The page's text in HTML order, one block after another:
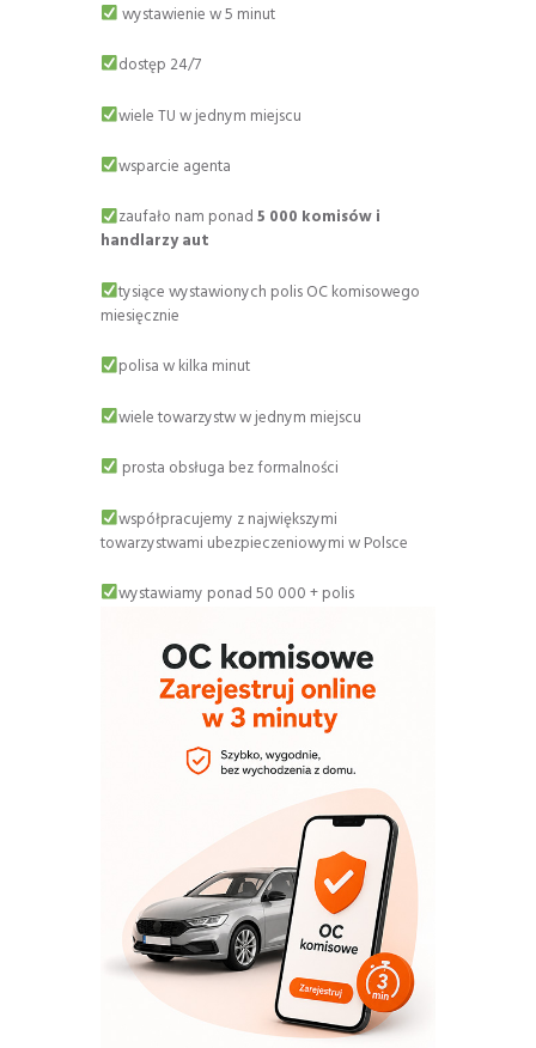
wystawienie w 5 minut
dostęp 24/7
wiele TU w jednym miejscu
wsparcie agenta
zaufało nam ponad5 000 komisów i
handlarzy aut
tysiące wystawionych polis OC komisowego
miesięcznie
polisa w kilka minut
wiele towarzystw w jednym miejscu
prosta obsługa bez formalności
współpracujemy z największymi
towarzystwami ubezpieczeniowymi w Polsce
wystawiamy ponad 50 000 + polis